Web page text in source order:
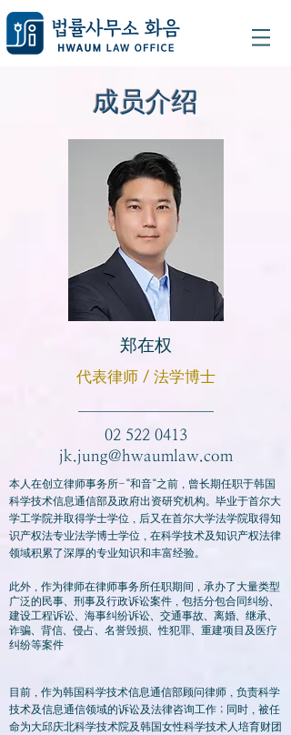
成员介绍
郑在权
代表律师 / 法学博士
02 522 0413
jk.jung@hwaumlaw.com
本人在创立律师事务所-“和音“之前，曾长期任职于韩国
科学技术信息通信部及政府出资研究机构。毕业于首尔大
学工学院并取得学士学位，后又在首尔大学法学院取得知
识产权法专业法学博士学位，在科学技术及知识产权法律
领域积累了深厚的专业知识和丰富经验。
此外，作为律师在律师事务所任职期间，承办了大量类型
广泛的民事、刑事及行政诉讼案件，包括分包合同纠纷、
建设工程诉讼、海事纠纷诉讼、交通事故、离婚、继承、
诈骗、背信、侵占、名誉毁损、性犯罪、重建项目及医疗
纠纷等案件
目前，作为韩国科学技术信息通信部顾问律师，负责科学
技术及信息通信领域的诉讼及法律咨询工作；同时，被任
命为大邱庆北科学技术院及韩国女性科学技术人培育财团